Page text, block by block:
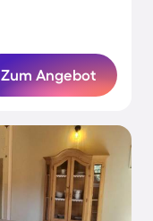
Zum Angebot